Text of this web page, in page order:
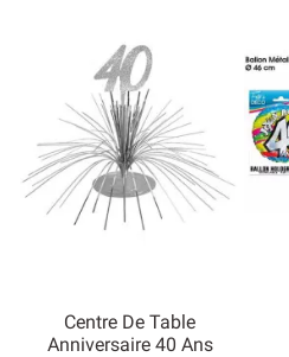
Centre De Table
Anniversaire 40 Ans